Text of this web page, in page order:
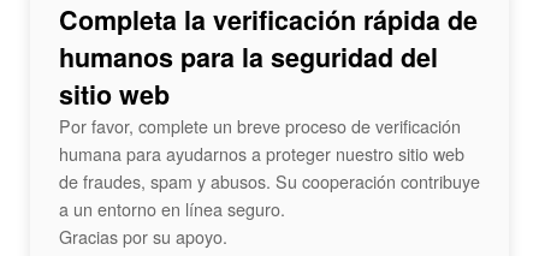
Completa la verificación rápida de
humanos para la seguridad del
sitio web
Por favor, complete un breve proceso de verificación
humana para ayudarnos a proteger nuestro sitio web
de fraudes, spam y abusos. Su cooperación contribuye
a un entorno en línea seguro.
Gracias por su apoyo.